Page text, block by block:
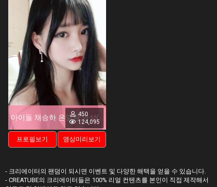
아이돌 채승하 은밀한 영상(3DVR)
450
124,095
프로필보기 영상미리보기
- 크리에이터의 팬덤이 되시면 이벤트 및 다양한 해택을 얻을 수 있습니다.
- CREATUBE의 크리에이터들은 100% 리얼 컨텐츠를 본인이 직접 제작해서